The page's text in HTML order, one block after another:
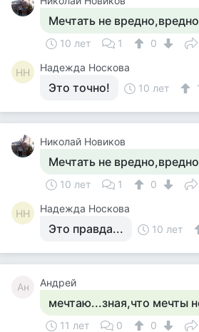
Мечтать не
10 лет 1 0
НН Надежда Носкова
Это точно! 10 лет
Николай Новиков
Мечтать не
10 лет 1 0
НН Надежда Носкова
Это правда... 10 лет
Ан Андрей
мечтаю...зная,что мечты
11 лет 0 0